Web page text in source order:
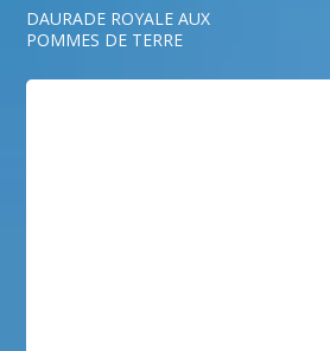
DAURADE ROYALE AUX
POMMES DE TERRE